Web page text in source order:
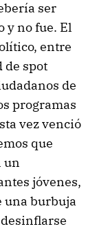
ser
y no fue. El
entre
de spot
de
programas
vez venció
que
un
jóvenes,
una burbuja